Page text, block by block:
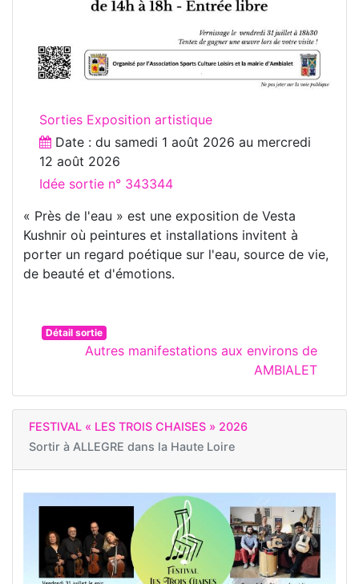
Sorties Exposition artistique
Date : du samedi 1 août 2026 au mercredi
12 août 2026
Idée sortie n° 343344
« Près de l'eau » est une exposition de Vesta
Kushnir où peintures et installations invitent à
porter un regard poétique sur l'eau, source de vie,
de beauté et d'émotions.
Détail sortie
Autres manifestations aux environs de
AMBIALET
FESTIVAL « LES TROIS CHAISES » 2026
Sortir à ALLEGRE dans la Haute Loire